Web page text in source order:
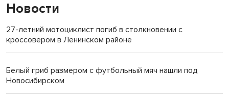
Новости
27-летний мотоциклист погиб в столкновении с
кроссовером в Ленинском районе
Белый гриб размером с футбольный мяч нашли под
Новосибирском